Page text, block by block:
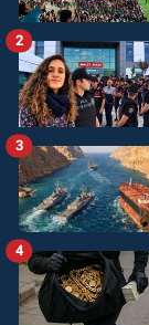
2
3
4